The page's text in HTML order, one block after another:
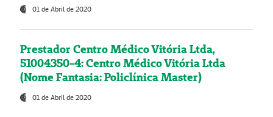
01 de Abril de 2020
Prestador Centro Médico Vitória Ltda,
51004350-4: Centro Médico Vitória Ltda
(Nome Fantasia: Policlínica Master)
01 de Abril de 2020